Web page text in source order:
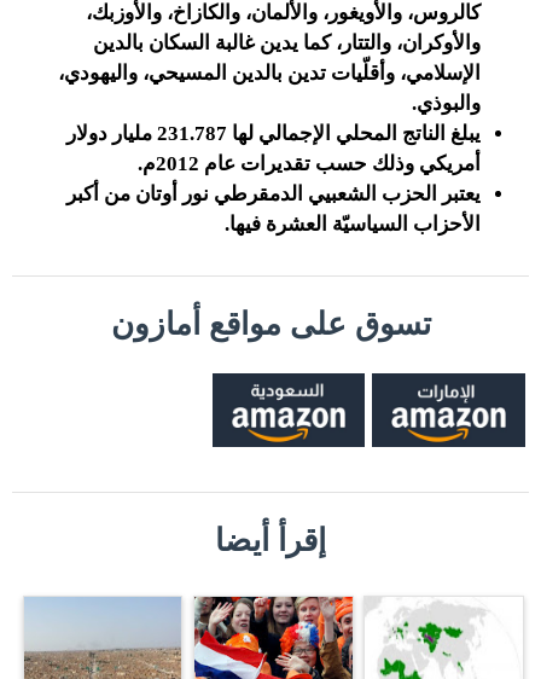
كالروس، والأويغور، والألمان، والكازاخ، والأوزبك،
والأوكران، والتتار، كما يدين غالبة السكان بالدين
الإسلامي، وأقلّيات تدين بالدين المسيحي، واليهودي،
والبوذي.
يبلغ الناتج المحلي الإجمالي لها 231.787 مليار دولار
أمريكي وذلك حسب تقديرات عام 2012م.
يعتبر الحزب الشعبيي الدمقرطي نور أوتان من أكبر
الأحزاب السياسيّة العشرة فيها.
تسوق على مواقع أمازون
إقرأ أيضا